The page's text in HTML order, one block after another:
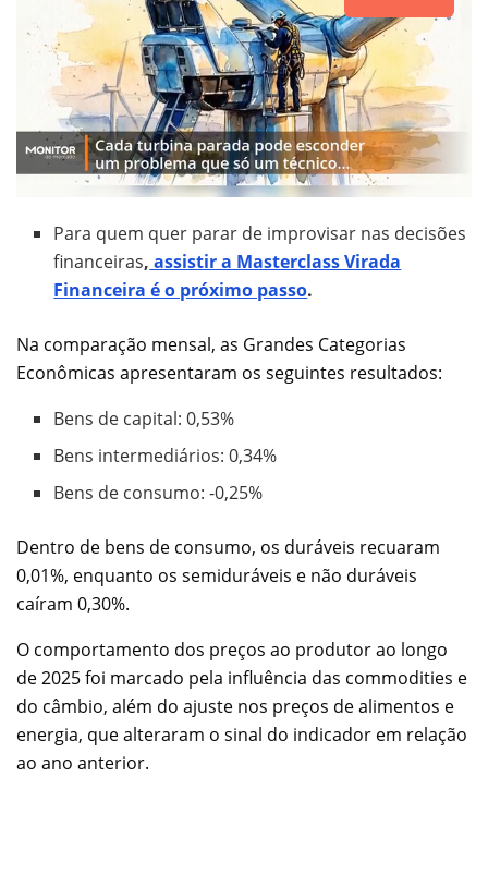
Para quem quer parar de improvisar nas decisões
financeiras, assistir a Masterclass Virada
Financeira é o próximo passo.
Na comparação mensal, as Grandes Categorias
Econômicas apresentaram os seguintes resultados:
Bens de capital: 0,53%
Bens intermediários: 0,34%
Bens de consumo: -0,25%
Dentro de bens de consumo, os duráveis recuaram
0,01%, enquanto os semiduráveis e não duráveis
caíram 0,30%.
O comportamento dos preços ao produtor ao longo
de 2025 foi marcado pela influência das commodities e
do câmbio, além do ajuste nos preços de alimentos e
energia, que alteraram o sinal do indicador em relação
ao ano anterior.